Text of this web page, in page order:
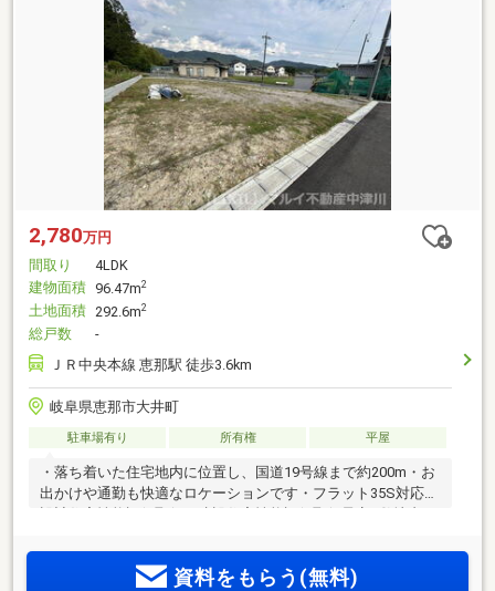
2,780万円
間取り
4LDK
建物面積 96.47m2
土地面積 292.6m2
総戸数
-
ＪＲ中央本線 恵那駅 徒歩3.6km
岐阜県恵那市大井町
駐車場有り 所有権 平屋
・落ち着いた住宅地内に位置し、国道19号線まで約200m・お
出かけや通勤も快適なロケーションです・フラット35S対応、
なります。◇お問い合わせ方法◇≪ 最短1分！見学予約≫日程
調整も手間いらず！赤の見学予約をタップ！見学日程からご
資料をもらう(無料)